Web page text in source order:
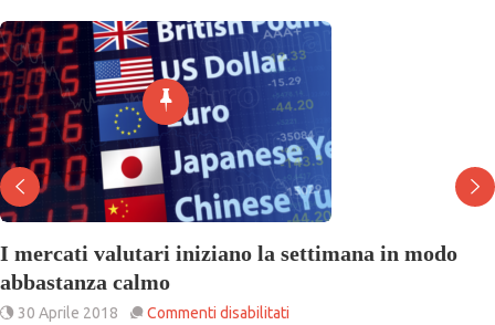
I mercati valutari iniziano la settimana in modo
abbastanza calmo
30 Aprile 2018 Commenti disabilitati